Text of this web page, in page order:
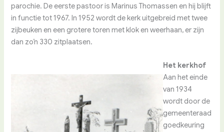
parochie. De eerste pastoor is Marinus Thomassen en hij blijft
in functie tot 1967. In 1952 wordt de kerk uitgebreid met twee
zijbeuken en een grotere toren met klok en weerhaan, er zijn
dan zo’n 330 zitplaatsen.
Het kerkhof
Aan het einde
van 1934
wordt door de
gemeenteraad
goedkeuring